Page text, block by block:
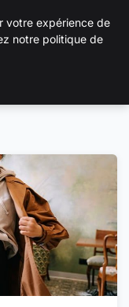
votre expérience de
notre politique de